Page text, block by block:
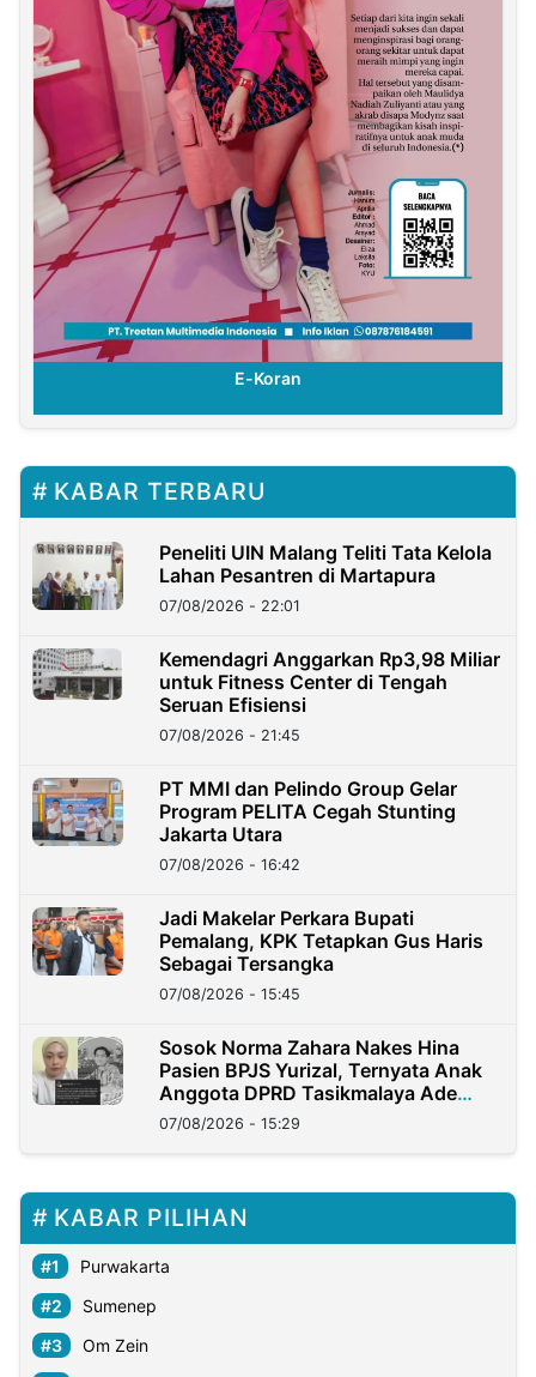
E-Koran
KABAR TERBARU
Peneliti UIN Malang Teliti Tata Kelola
Lahan Pesantren di Martapura
07/08/2026 - 22:01
Kemendagri Anggarkan Rp3,98 Miliar
untuk Fitness Center di Tengah
Seruan Efisiensi
07/08/2026 - 21:45
PT MMI dan Pelindo Group Gelar
Program PELITA Cegah Stunting
Jakarta Utara
07/08/2026 - 16:42
Jadi Makelar Perkara Bupati
Pemalang, KPK Tetapkan Gus Haris
Sebagai Tersangka
07/08/2026 - 15:45
Sosok Norma Zahara Nakes Hina
Pasien BPJS Yurizal, Ternyata Anak
Anggota DPRD Tasikmalaya Ade
Lukman
07/08/2026 - 15:29
KABAR PILIHAN
Purwakarta
Sumenep
Om Zein